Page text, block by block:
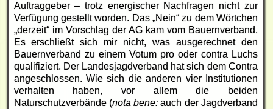
Auftraggeber – trotz energischer Nachfragen nicht zur
Verfügung gestellt worden. Das „Nein“ zu dem Wörtchen
„derzeit“ im Vorschlag der AG kam vom Bauernverband.
Es erschließt sich mir nicht, was ausgerechnet den
Bauernverband zu einem Votum pro oder contra Luchs
qualifiziert. Der Landesjagdverband hat sich dem Contra
angeschlossen. Wie sich die anderen vier Institutionen
verhalten haben, vor allem die beiden
Naturschutzverbände (nota bene: auch der Jagdverband